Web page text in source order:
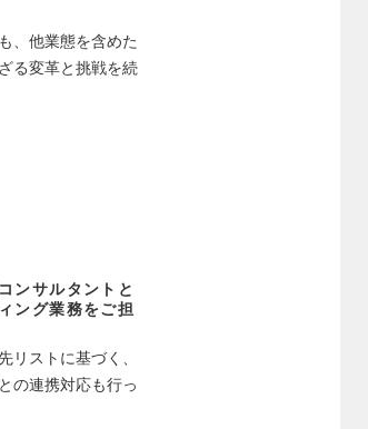
、他業態を含めた
る変革と挑戦を続
ンサルタントと
ング業務をご担
リストに基づく、
の連携対応も行っ